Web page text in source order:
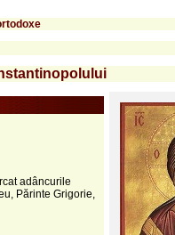
adâncurile
Părinte Grigorie,